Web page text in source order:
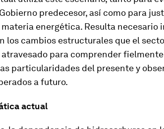
predecesor, así como para
energética. Resulta necesario
los cambios estructurales que el
para comprender
particularidades del presente y
a futuro.
actual